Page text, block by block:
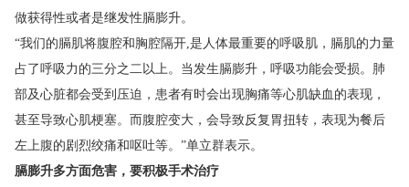
做获得性或者是继发性膈膨升。
“我们的膈肌将腹腔和胸腔隔开,是人体最重要的呼吸肌，膈肌的力量
占了呼吸力的三分之二以上。当发生膈膨升，呼吸功能会受损。肺
部及心脏都会受到压迫，患者有时会出现胸痛等心肌缺血的表现，
甚至导致心肌梗塞。而腹腔变大，会导致反复胃扭转，表现为餐后
左上腹的剧烈绞痛和呕吐等。”单立群表示。
膈膨升多方面危害，要积极手术治疗